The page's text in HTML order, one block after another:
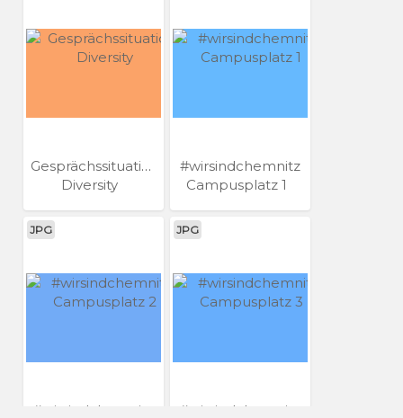
Gesprächssituation
Diversity
#wirsindchemnitz
Campusplatz 1
JPG
#wirsindchemnitz
JPG
#wirsindchemnitz